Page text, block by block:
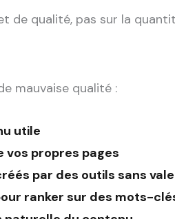
de qualité, pas sur la
mauvaise qualité :
utile
vos propres pages
par des outils sans
ranker sur des mots-